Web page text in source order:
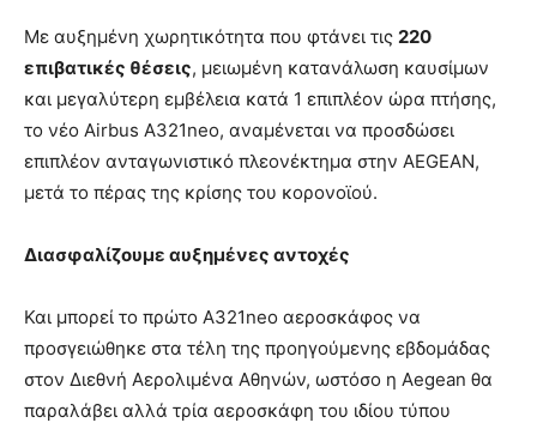
Με αυξημένη χωρητικότητα που φτάνει τις 220
επιβατικές θέσεις, μειωμένη κατανάλωση καυσίμων
και μεγαλύτερη εμβέλεια κατά 1 επιπλέον ώρα πτήσης,
το νέο Airbus Α321neo, αναμένεται να προσδώσει
επιπλέον ανταγωνιστικό πλεονέκτημα στην AEGEAN,
μετά το πέρας της κρίσης του κορονοϊού.
Διασφαλίζουμε αυξημένες αντοχές
Και μπορεί το πρώτο Α321neo αεροσκάφος να
προσγειώθηκε στα τέλη της προηγούμενης εβδομάδας
στον Διεθνή Αερολιμένα Αθηνών, ωστόσο η Aegean θα
παραλάβει αλλά τρία αεροσκάφη του ιδίου τύπου